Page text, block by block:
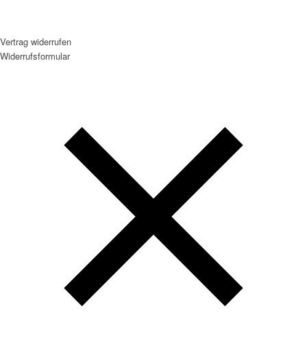
Vertrag widerrufen
Widerrufsformular